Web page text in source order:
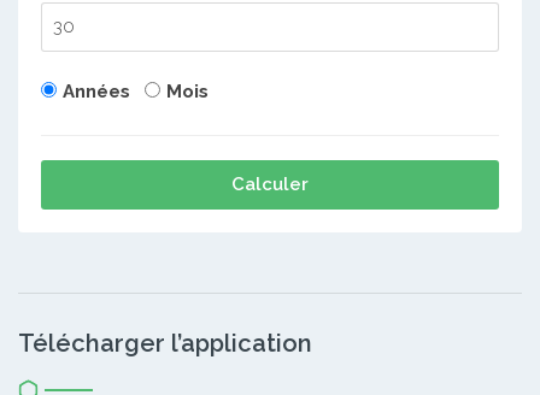
Années Mois
Calculer
Télécharger l’application